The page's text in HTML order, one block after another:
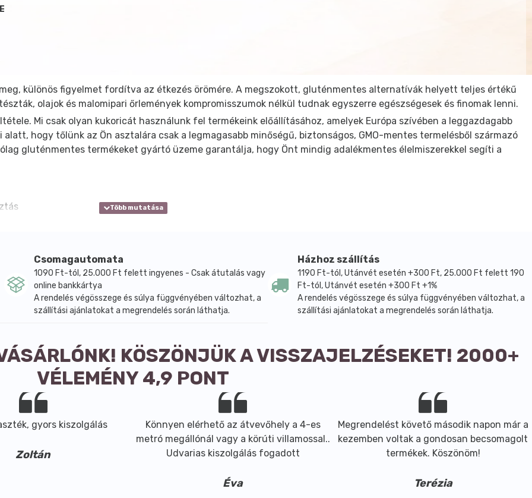
különös figyelmet fordítva az étkezés örömére. A megszokott, gluténmentes alternatívák helyett teljes értékű
olajok és malomipari őrlemények kompromisszumok nélkül tudnak egyszerre egészségesek és finomak lenni.
Mi csak olyan kukoricát használunk fel termékeink előállításához, amelyek Európa szívében a leggazdagabb
hogy tőlünk az Ön asztalára csak a legmagasabb minőségű, biztonságos, GMO-mentes termelésből származó
gluténmentes termékeket gyártó üzeme garantálja, hogy Önt mindig adalékmentes élelmiszerekkel segíti a
Csomagautomata
1090 Ft-tól, 25.000 Ft felett ingyenes - Csak átutalás vagy
online bankkártya
A rendelés végösszege és súlya függvényében változhat, a
szállítási ajánlatokat a megrendelés során láthatja.
Házhoz szállítás
1190 Ft-tól, Utánvét esetén +300 Ft, 25.000 Ft felett 190
Ft-tól, Utánvét esetén +300 Ft +1%
A rendelés végösszege és súlya függvényében változhat, a
szállítási ajánlatokat a megrendelés során láthatja.
KÖSZÖNJÜK A VISSZAJELZÉSEKET! 2000+
VÉLEMÉNY 4,9 PONT
gyors kiszolgálás
Zoltán
Könnyen elérhető az átvevőhely a 4-es
metró megállónál vagy a körúti villamossal..
Udvarias kiszolgálás fogadott
Éva
Megrendelést követő második napon már a
kezemben voltak a gondosan becsomagolt
termékek. Köszönöm!
Terézia